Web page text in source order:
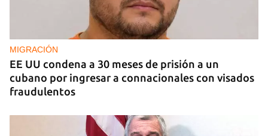
EE UU duplica sus ventas de combustible al
sector privado cubano
MIGRACIÓN
EE UU condena a 30 meses de prisión a un
cubano por ingresar a connacionales con visados
fraudulentos